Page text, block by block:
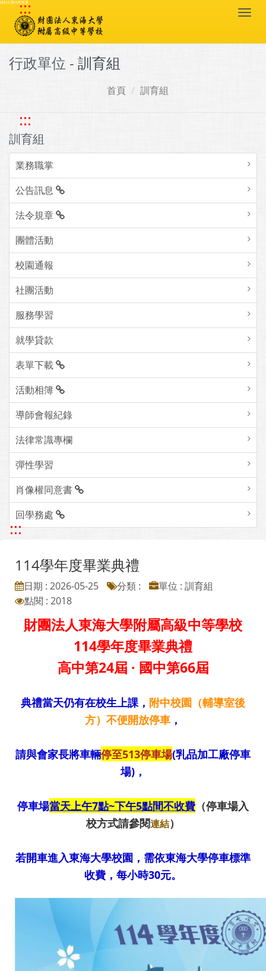
跳到主要內容區塊
:::
行政單位 - 訓育組
首頁 訓育組
:::
訓育組
業務職掌
公告訊息
法令規章
團體活動
校園通報
社團活動
服務學習
就學貸款
表單下載
活動相簿
導師會報紀錄
法律常識專欄
彈性學習
肖像權同意書
回學務處
:::
114學年度畢業典禮
日期 : 2026-05-25 分類 :
單位 : 訓育組
點閱 : 2018
財團法人東海大學附屬高級中等學校
114學年度畢業典禮
高中第24屆 · 國中第66屆
典禮當天仍有在校生上課， 附中校園（輔導室後
方）不便開放停車 ，
請與會家長將車輛停至513停車場(乳品加工廠停車
場) ，
停車場當天上午7點~下午5點間不收費 （停車場入
校方式請參閱連結）
若開車進入東海大學校園，需依東海大學停車標準
收費，每小時30元。